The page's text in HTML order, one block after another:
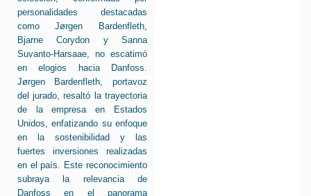
personalidades destacadas
como Jørgen Bardenfleth,
Bjarne Corydon y Sanna
Suvanto-Harsaae, no escatimó
en elogios hacia Danfoss.
Jørgen Bardenfleth, portavoz
del jurado, resaltó la trayectoria
de la empresa en Estados
Unidos, enfatizando su enfoque
en la sostenibilidad y las
fuertes inversiones realizadas
en el país. Este reconocimiento
subraya la relevancia de
Danfoss en el panorama